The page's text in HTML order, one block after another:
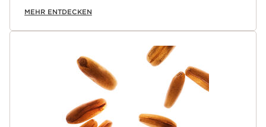
MEHR ENTDECKEN